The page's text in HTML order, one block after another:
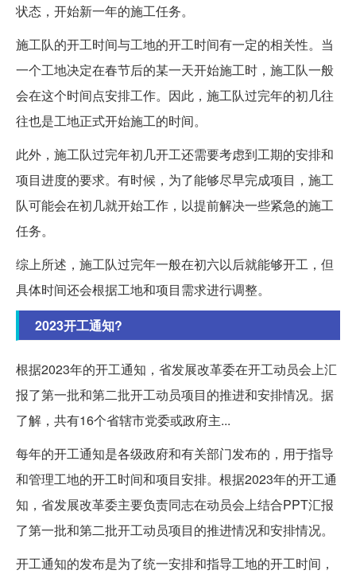
状态，开始新一年的施工任务。
施工队的开工时间与工地的开工时间有一定的相关性。当
一个工地决定在春节后的某一天开始施工时，施工队一般
会在这个时间点安排工作。因此，施工队过完年的初几往
往也是工地正式开始施工的时间。
此外，施工队过完年初几开工还需要考虑到工期的安排和
项目进度的要求。有时候，为了能够尽早完成项目，施工
队可能会在初几就开始工作，以提前解决一些紧急的施工
任务。
综上所述，施工队过完年一般在初六以后就能够开工，但
具体时间还会根据工地和项目需求进行调整。
2023开工通知?
根据2023年的开工通知，省发展改革委在开工动员会上汇
报了第一批和第二批开工动员项目的推进和安排情况。据
了解，共有16个省辖市党委或政府主...
每年的开工通知是各级政府和有关部门发布的，用于指导
和管理工地的开工时间和项目安排。根据2023年的开工通
知，省发展改革委主要负责同志在动员会上结合PPT汇报
了第一批和第二批开工动员项目的推进情况和安排情况。
开工通知的发布是为了统一安排和指导工地的开工时间，